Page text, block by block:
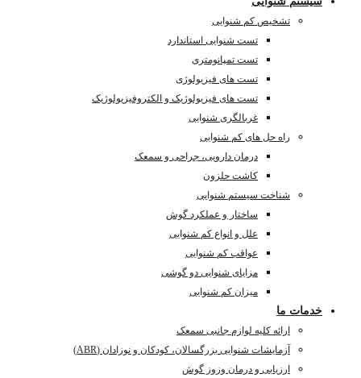
تشخیص کم شنوایی
تست شنوایی استاندارد
تست تمپانومتری
تست های فیزیولوژی
تست های فیزیولوژیک و الکتروفیزیولوژیک
غربالگری شنوایی
راه حل های کم شنوایی
درمان دارویی، جراحی و سمعک
کاشت حلزون
شناخت سیستم شنوایی
ساختار و عملکرد گوش
علل و انواع کم شنوایی
عواقب کم شنوایی
مزایای شنوایی دو گوشی
میزان کم شنوایی
خدمات ما
ارائه کلیه لوازم جانبی سمعک
آزمایشات شنوایی بزرگسالان، کودکان و نوزادان (ABR)
ارزیابی و درمان وزوز گوش